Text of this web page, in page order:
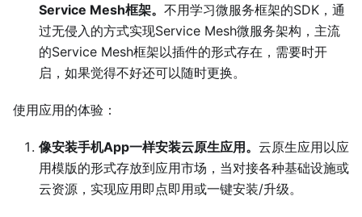
Service Mesh框架。 不用学习微服务框架的SDK，通
过无侵入的方式实现Service Mesh微服务架构，主流
的Service Mesh框架以插件的形式存在，需要时开
启，如果觉得不好还可以随时更换。
使用应用的体验：
像安装手机App一样安装云原生应用。 云原生应用以应
用模版的形式存放到应用市场，当对接各种基础设施或
云资源，实现应用即点即用或一键安装/升级。